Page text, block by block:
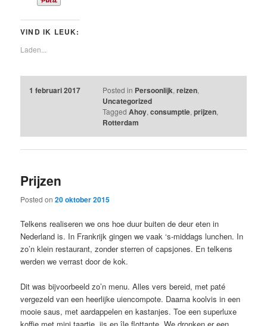
VIND IK LEUK:
Laden...
1 februari 2017 Posted in Persoonlijk, reizen,
Uncategorized
Tagged Ahoy, consumptie, prijzen,
Rotterdam
Prijzen
Posted on20 oktober 2015
Telkens realiseren we ons hoe duur buiten de deur eten in
Nederland is. In Frankrijk gingen we vaak ‘s-middags lunchen. In
zo’n klein restaurant, zonder sterren of capsjones. En telkens
werden we verrast door de kok.
Dit was bijvoorbeeld zo’n menu. Alles vers bereid, met paté
vergezeld van een heerlijke uiencompote. Daarna koolvis in een
mooie saus, met aardappelen en kastanjes. Toe een superluxe